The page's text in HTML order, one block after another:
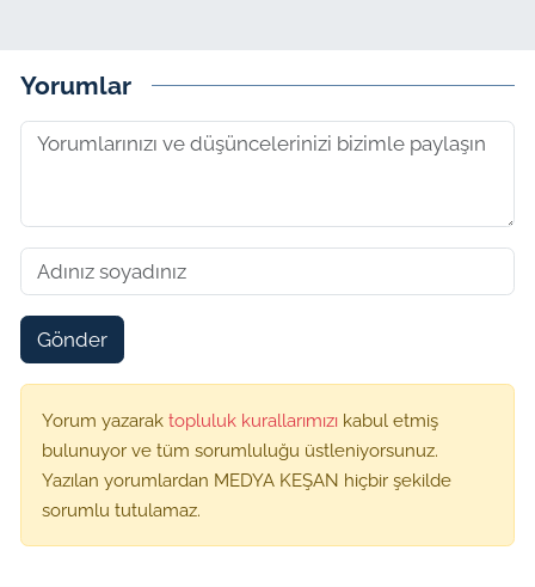
Yorumlar
Gönder
Yorum yazarak topluluk kurallarımızı kabul etmiş
bulunuyor ve tüm sorumluluğu üstleniyorsunuz.
Yazılan yorumlardan MEDYA KEŞAN hiçbir şekilde
sorumlu tutulamaz.